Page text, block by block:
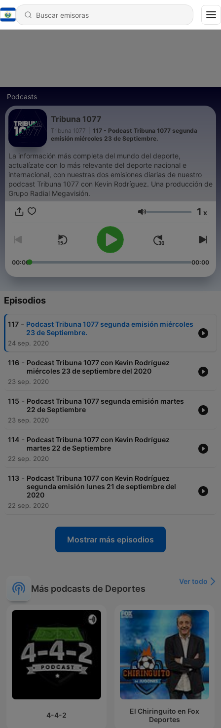
Podcasts
Tribuna 1077
Tribuna 1077
117 - Podcast Tribuna 1077 segunda
emisión miércoles 23 de Septiembre.
La información más completa del mundo del deporte,
actualízate con lo más relevante del deporte nacional e
internacional, con nuestras dos emisiones diarias de nuestro
podcast Tribuna 1077 con Kevin Rodríguez. Una producción de
Grupo Radial Megavisión.
Volumen 1 x
00:00 00:00
Episodios
117 - Podcast Tribuna 1077 segunda emisión miércoles
23 de Septiembre.
24 sep. 2020
116 - Podcast Tribuna 1077 con Kevin Rodríguez
miércoles 23 de septiembre del 2020
23 sep. 2020
115 - Podcast Tribuna 1077 segunda emisión martes
22 de Septiembre
23 sep. 2020
114 - Podcast Tribuna 1077 con Kevin Rodríguez
martes 22 de Septiembre
22 sep. 2020
113 - Podcast Tribuna 1077 con Kevin Rodríguez
segunda emisión lunes 21 de septiembre del
2020
22 sep. 2020
Mostrar más episodios
Más podcasts de Deportes
Ver todo
4-4-2
El Chiringuito en Fox
Deportes